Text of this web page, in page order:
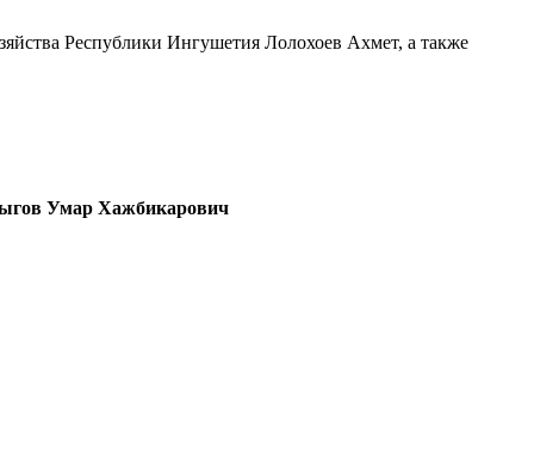
Республики Ингушетия Лолохоев Ахмет, а также
Умар Хажбикарович